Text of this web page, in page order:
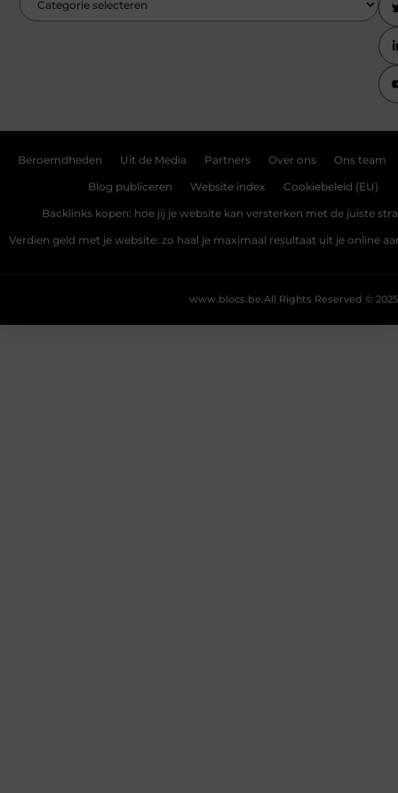
Beroemdheden Uit de Media Partners Over ons Ons team
Blog publiceren Website index Cookiebeleid (EU)
Backlinks kopen: hoe jij je website kan versterken met de juiste
Verdien geld met je website: zo haal je maximaal resultaat uit je online
All Rights Reserved © 2025
www.blocs.be.